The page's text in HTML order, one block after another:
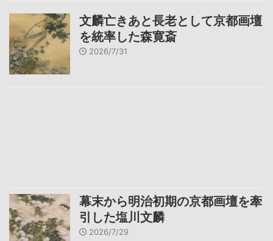
文麟亡きあと長老として京都画壇
を統率した森寛斎
2026/7/31
幕末から明治初期の京都画壇を牽
引した塩川文麟
2026/7/29